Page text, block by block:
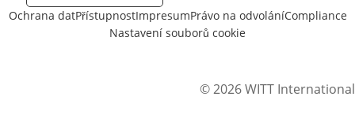
Ochrana datPřístupnostImpresumPrávo na odvoláníCompliance
Nastavení souborů cookie
© 2026 WITT International